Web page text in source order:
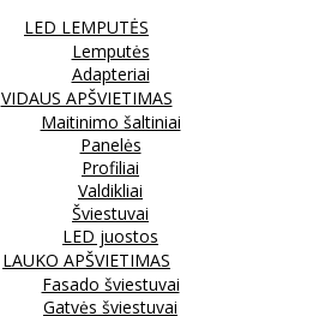
LED LEMPUTĖS
Lemputės
Adapteriai
VIDAUS APŠVIETIMAS
Maitinimo šaltiniai
Panelės
Profiliai
Valdikliai
Šviestuvai
LED juostos
LAUKO APŠVIETIMAS
Fasado šviestuvai
Gatvės šviestuvai